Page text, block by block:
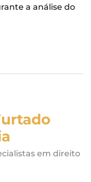
a análise do
em direito